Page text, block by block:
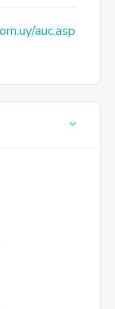
auc.asp